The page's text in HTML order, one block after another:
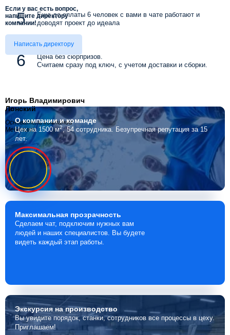
Еще до оплаты 6 человек с вами в чате работают и
доводят проект до идеала
Цена без сюрпризов.
Считаем сразу под ключ, с учетом доставки и сборки.
Если у вас есть вопрос,
напишите директору
компании!
Написать директору
Игорь Владимирович
Лонский
Основатель компании
Мебелино
О компаниии команде
Цех на 1500 м2, 54 сотрудника. Безупречная репутация за 15
лет.
Максимальная прозрачность
Сделаем чат, подключим нужных вам
людей и наших специалистов. Вы будете
видеть каждый этап работы.
Экскурсияна производство
Вы увидите порядок, станки, сотрудников все процессы в цеху.
Приглашаем!